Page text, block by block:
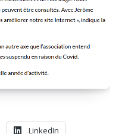
LinkedIn